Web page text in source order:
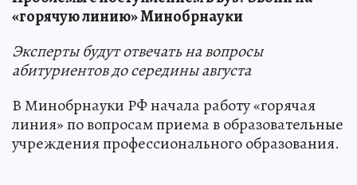
«горячую линию» Минобрнауки
Эксперты будут отвечать на вопросы
абитуриентов до середины августа
В Минобрнауки РФ начала работу «горячая
линия» по вопросам приема в образовательные
учреждения профессионального образования.